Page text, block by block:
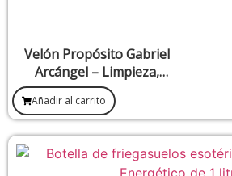
Velón Propósito Gabriel
Arcángel – Limpieza,
Claridad y Purificación
Interior
Añadir al carrito